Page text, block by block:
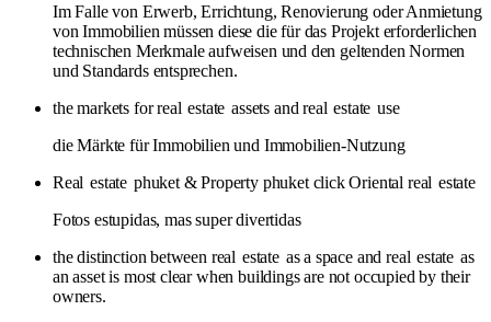
Im Falle von Erwerb, Errichtung, Renovierung oder Anmietung
von Immobilien müssen diese die für das Projekt erforderlichen
technischen Merkmale aufweisen und den geltenden Normen
und Standards entsprechen.
the markets for real estate assets and real estate use
die Märkte für Immobilien und Immobilien-Nutzung
Real estate phuket & Property phuket click Oriental real estate
Fotos estupidas, mas super divertidas
the distinction between real estate as a space and real estate as
an asset is most clear when buildings are not occupied by their
owners.